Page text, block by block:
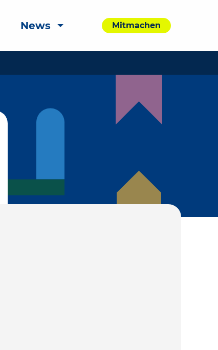
News Mitmachen